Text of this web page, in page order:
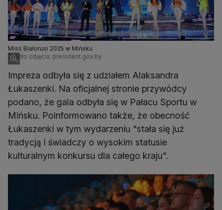
Miss Białorusi 2025 w Mińsku
Źródło zdjęcia: president.gov.by
Impreza odbyła się z udziałem Alaksandra
Łukaszenki. Na oficjalnej stronie przywódcy
podano, że gala odbyła się w Pałacu Sportu w
Mińsku. Poinformowano także, że obecność
Łukaszenki w tym wydarzeniu "stała się już
tradycją i świadczy o wysokim statusie
kulturalnym konkursu dla całego kraju".